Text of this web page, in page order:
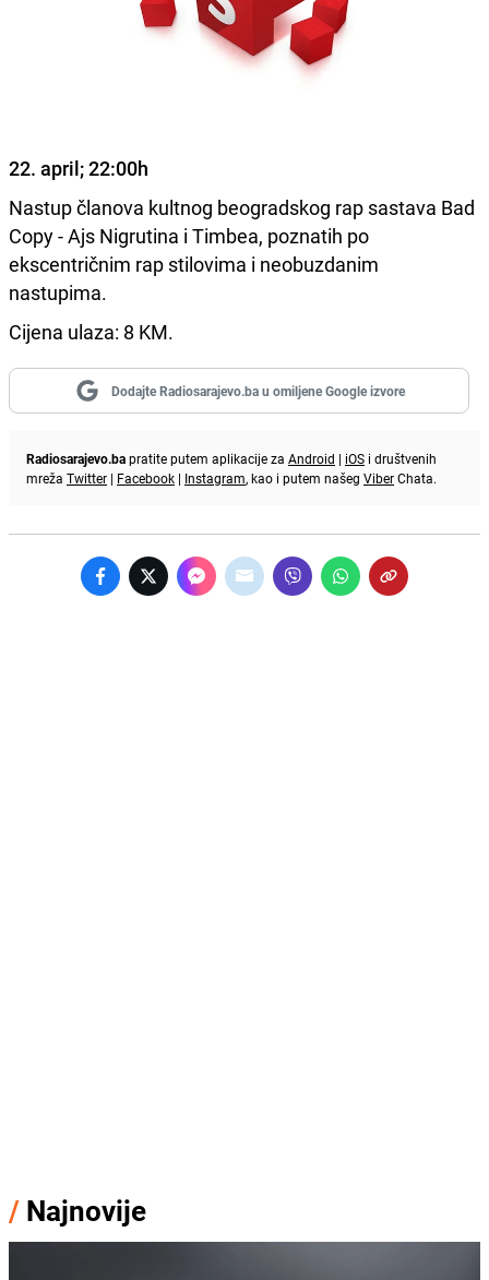
22. april; 22:00h
Nastup članova kultnog beogradskog rap sastava Bad
Copy - Ajs Nigrutina i Timbea, poznatih po
ekscentričnim rap stilovima i neobuzdanim
nastupima.
Cijena ulaza: 8 KM.
Dodajte Radiosarajevo.ba u omiljene Google izvore
Radiosarajevo.bapratite putem aplikacije za Android | iOS i društvenih
mreža Twitter | Facebook | Instagram, kao i putem našeg ViberChata.
/ Najnovije